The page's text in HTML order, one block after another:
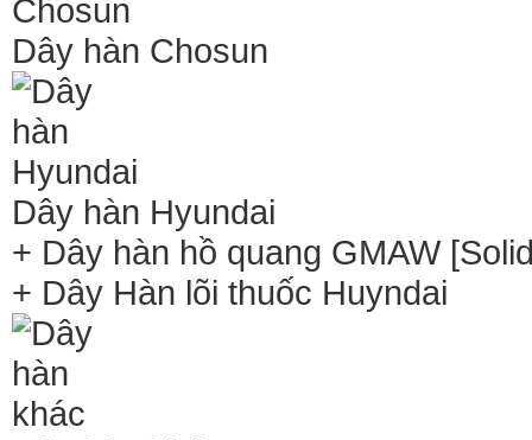
Dây hàn Chosun
Dây hàn Hyundai
+ Dây hàn hồ quang GMAW
+ Dây Hàn lõi thuốc Huyndai